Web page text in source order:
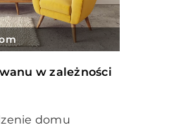
w zależności
domu